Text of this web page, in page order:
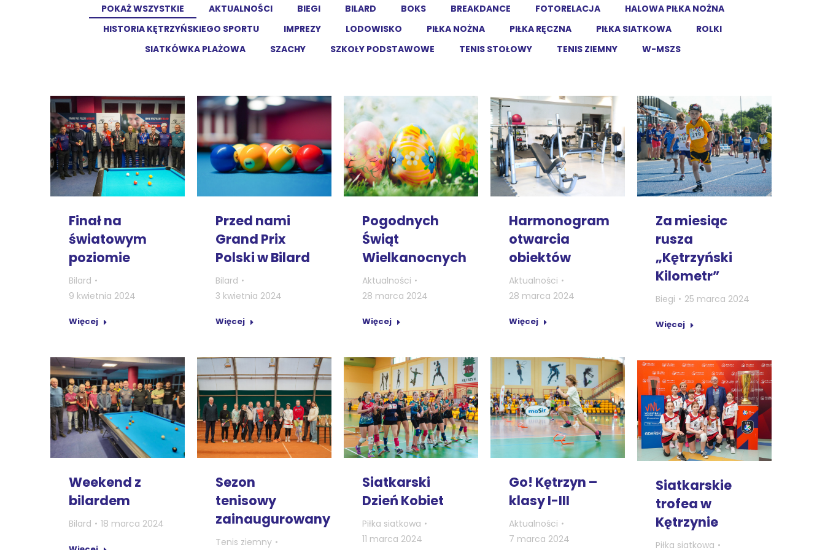
POKAŻ WSZYSTKIE AKTUALNOŚCI BIEGI BILARD BOKS BREAKDANCE FOTORELACJA
HALOWA PIŁKA NOŻNA
HISTORIA KĘTRZYŃSKIEGO SPORTU
IMPREZY LODOWISKO PIŁKA NOŻNA PIŁKA RĘCZNA PIŁKA SIATKOWA
ROLKI
SIATKÓWKA PLAŻOWA
SZACHY SZKOŁY PODSTAWOWE TENIS STOŁOWY TENIS ZIEMNY W-MSZS
Finał na
światowym
poziomie
Bilard
9 kwietnia 2024
Więcej
Przed nami
Grand Prix
Polski w Bilard
Bilard
3 kwietnia 2024
Więcej
Pogodnych
Świąt
Wielkanocnych
Aktualności
28 marca 2024
Więcej
Harmonogram
otwarcia
obiektów
Aktualności
28 marca 2024
Więcej
Za miesiąc
rusza
„Kętrzyński
Kilometr”
Biegi 25 marca 2024
Więcej
Weekend z
bilardem
Bilard 18 marca 2024
Sezon
tenisowy
zainaugurowany
Tenis ziemny
Siatkarski
Dzień Kobiet
Piłka siatkowa
11 marca 2024
Go! Kętrzyn –
klasy I-III
Aktualności
7 marca 2024
Siatkarskie
trofea w
Kętrzynie
Piłka siatkowa